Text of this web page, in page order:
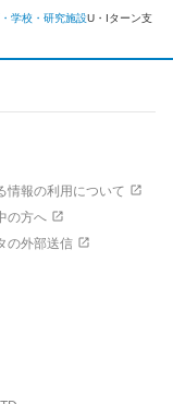
学校・研究施設U・Iターン支
情報の利用について
の方へ
の外部送信